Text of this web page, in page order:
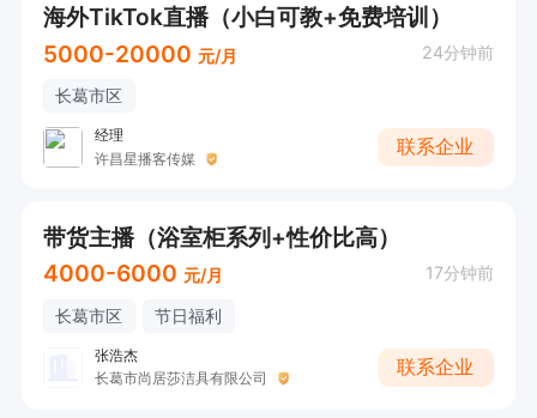
海外TikTok直播（小白可教+免费培训）
5000-20000 元/月 24分钟前
长葛市区
经理
许昌星播客传媒
联系企业
带货主播（浴室柜系列+性价比高）
4000-6000 元/月 17分钟前
长葛市区 节日福利
张浩杰
长葛市尚居莎洁具有限公司
联系企业